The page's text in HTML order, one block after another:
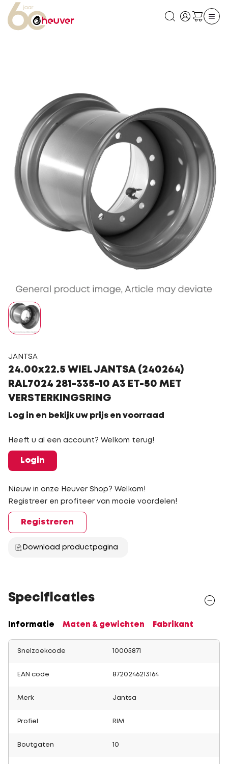
JANTSA
24.00x22.5 WIEL JANTSA (240264)
RAL7024 281-335-10 A3 ET-50 MET
VERSTERKINGSRING
Log in en bekijk uw prijs en voorraad
Heeft u al een account? Welkom terug!
Login
Nieuw in onze Heuver Shop? Welkom!
Registreer en profiteer van mooie voordelen!
Registreren
Download productpagina
Specificaties
Informatie Maten & gewichten Fabrikant
Snelzoekcode 10005871
EAN code 8720246213164
Merk Jantsa
Profiel RIM
Boutgaten 10